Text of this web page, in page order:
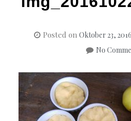
Posted on Oktober 23, 2016
No